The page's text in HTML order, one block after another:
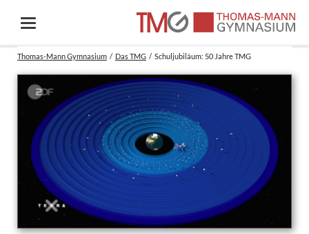
Thomas-Mann Gymnasium Das TMG Schuljubiläum: 50 Jahre TMG